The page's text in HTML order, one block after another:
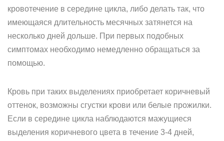
кровотечение в середине цикла, либо делать так, что
имеющаяся длительность месячных затянется на
несколько дней дольше. При первых подобных
симптомах необходимо немедленно обращаться за
помощью.
Кровь при таких выделениях приобретает коричневый
оттенок, возможны сгустки крови или белые прожилки.
Если в середине цикла наблюдаются мажущиеся
выделения коричневого цвета в течение 3-4 дней,